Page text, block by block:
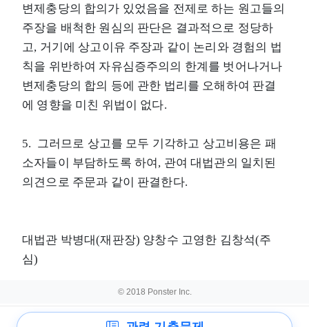
변제충당의 합의가 있었음을 전제로 하는 원고들의
주장을 배척한 원심의 판단은 결과적으로 정당하
고, 거기에 상고이유 주장과 같이 논리와 경험의 법
칙을 위반하여 자유심증주의의 한계를 벗어나거나
변제충당의 합의 등에 관한 법리를 오해하여 판결
에 영향을 미친 위법이 없다.
5. 그러므로 상고를 모두 기각하고 상고비용은 패
소자들이 부담하도록 하여, 관여 대법관의 일치된
의견으로 주문과 같이 판결한다.
대법관 박병대(재판장) 양창수 고영한 김창석(주
심)
© 2018 Ponster Inc.